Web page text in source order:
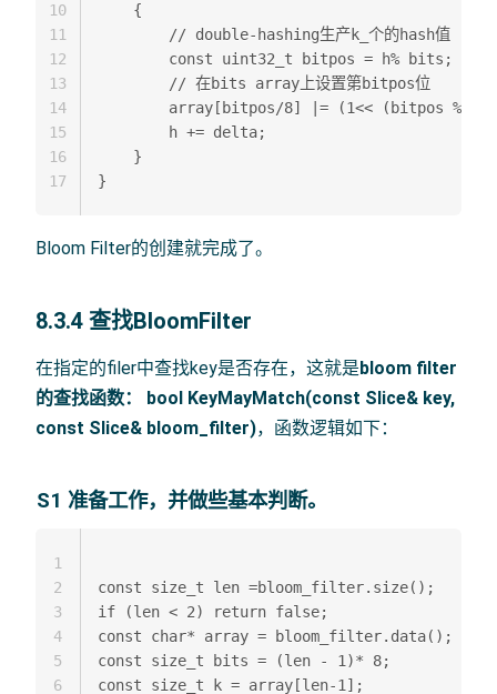
    {
        // double-hashing生产k_个的hash值
        const uint32_t bitpos = h% bits;
        // 在bits array上设置第bitpos位
array[bitpos/8] |= (1<< (bitpos %
        h += delta;
    }
10
11
12
13
14
15
16
17
Bloom Filter的创建就完成了。
8.3.4 查找BloomFilter
在指定的filer中查找key是否存在，这就是 bloom filter
的查找函数：
bool KeyMayMatch(const Slice& key,
const Slice& bloom_filter)，函数逻辑如下：
S1 准备工作，并做些基本判断。
const size_t len =bloom_filter.size();
if (len < 2) return false;
const char* array = bloom_filter.data();
const size_t bits = (len - 1)* 8;
const size_t k = array[len-1];
1
2
3
4
5
6